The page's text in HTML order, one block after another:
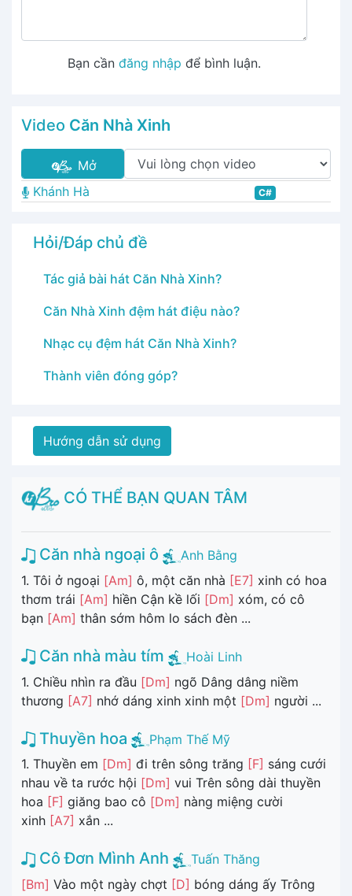
Bạn cần đăng nhập để bình luận.
Video Căn Nhà Xinh
Mở
Khánh Hà
C#
Hỏi/Đáp chủ đề
Tác giả bài hát Căn Nhà Xinh?
Căn Nhà Xinh đệm hát điệu nào?
Nhạc cụ đệm hát Căn Nhà Xinh?
Thành viên đóng góp?
Hướng dẫn sử dụng
CÓ THỂ BẠN QUAN TÂM
Căn nhà ngoại ô
Anh Bằng
1. Tôi ở ngoại [Am] ô, một căn nhà [E7] xinh có hoa
thơm trái [Am] hiền Cận kề lối [Dm] xóm, có cô
bạn [Am] thân sớm hôm lo sách đèn ...
Căn nhà màu tím
Hoài Linh
1. Chiều nhìn ra đầu [Dm] ngõ Dâng dâng niềm
thương [A7] nhớ dáng xinh xinh một [Dm] người ...
Thuyền hoa
Phạm Thế Mỹ
1. Thuyền em [Dm] đi trên sông trăng [F] sáng cưới
nhau về ta rước hội [Dm] vui Trên sông dài thuyền
hoa [F] giăng bao cô [Dm] nàng miệng cười
xinh [A7] xắn ...
Cô Đơn Mình Anh
Tuấn Thăng
[Bm] Vào một ngày chợt [D] bóng dáng ấy Trông